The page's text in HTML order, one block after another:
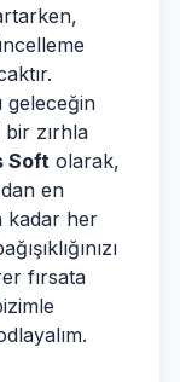
geleceğin
zırhla
Soft olarak,
en
kadar her
fırsata